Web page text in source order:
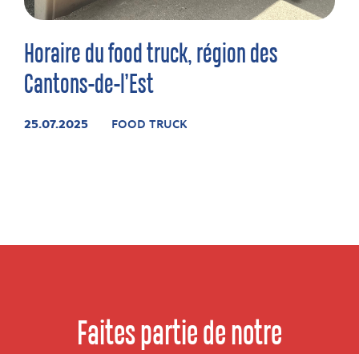
Horaire du food truck, région des
Cantons-de-l’Est
25.07.2025 FOOD TRUCK
Faites partie de notre